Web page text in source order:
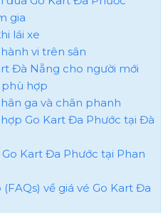
gia
lái xe
vi trên sân
Đà Nẵng cho người mới
phù hợp
ga và chân phanh
Go Kart Đa Phước tại Đà
Kart Đa Phước tại Phan
về giá vé Go Kart Đa